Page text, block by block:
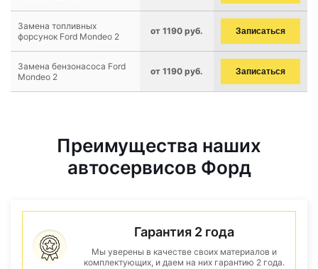
Замена топливных
форсунок Ford Mondeo 2
от 1190 руб. Записаться
Замена бензонасоса Ford
Mondeo 2
от 1190 руб. Записаться
Преимущества наших
автосервисов Форд
Гарантия 2 года
Мы уверены в качестве своих материалов и
комплектующих, и даем на них гарантию 2 года.